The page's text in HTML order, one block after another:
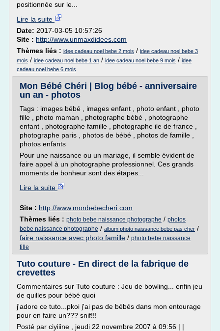
positionnée sur le...
Lire la suite
Date: 2017-03-05 10:57:26
Site : http://www.unmaxdidees.com
Thèmes liés : idee cadeau noel bebe 2 mois / idee cadeau noel bebe 3
mois / idee cadeau noel bebe 1 an / idee cadeau noel bebe 9 mois / idee
cadeau noel bebe 6 mois
Mon Bébé Chéri | Blog bébé - anniversaire
un an - photos
Tags : images bébé , images enfant , photo enfant , photo
fille , photo maman , photographe bébé , photographe
enfant , photographe famille , photographe ile de france ,
photographe paris , photos de bébé , photos de famille ,
photos enfants
Pour une naissance ou un mariage, il semble évident de
faire appel à un photographe professionnel. Ces grands
moments de bonheur sont des étapes...
Lire la suite
Site : http://www.monbebecheri.com
Thèmes liés : photo bebe naissance photographe / photos
bebe naissance photographe / album photo naissance bebe pas cher /
faire naissance avec photo famille / photo bebe naissance
fille
Tuto couture - En direct de la fabrique de
crevettes
Commentaires sur Tuto couture : Jeu de bowling... enfin jeu
de quilles pour bébé quoi
j'adore ce tuto...pkoi j'ai pas de bébés dans mon entourage
pour en faire un??? snif!!!
Posté par ciyiiine , jeudi 22 novembre 2007 à 09:56 | |